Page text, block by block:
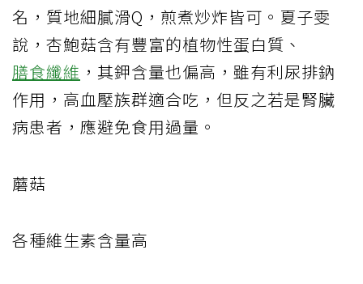
名，質地細膩滑Q，煎煮炒炸皆可。夏子雯
說，杏鮑菇含有豐富的植物性蛋白質、
膳食纖維 ，其鉀含量也偏高，雖有利尿排鈉
作用，高血壓族群適合吃，但反之若是腎臟
病患者，應避免食用過量。
蘑菇
各種維生素含量高